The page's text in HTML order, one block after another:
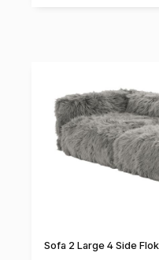
Sofa 2 Large 4 Side